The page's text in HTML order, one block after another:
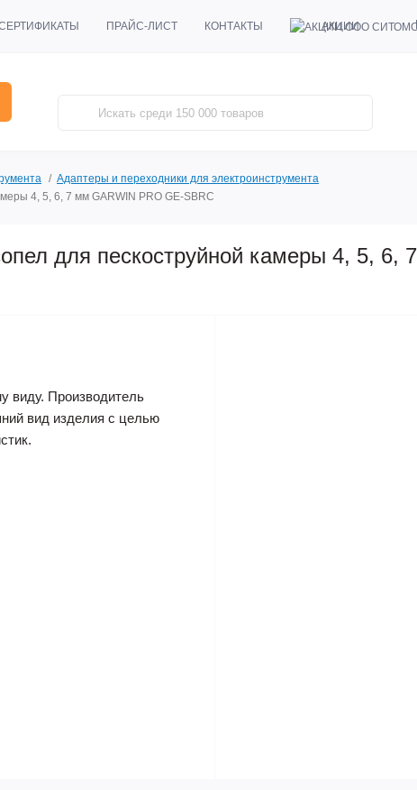
ПРАЙС-ЛИСТ КОНТАКТЫ АКЦИИ
Адаптеры и переходники для электроинструмента
4, 5, 6, 7 мм GARWIN PRO GE-SBRC
для пескоструйной камеры 4, 5, 6,
виду. Производитель
вид изделия с целью